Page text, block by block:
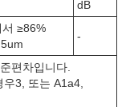
dB
≥86%
-
편차입니다.
3, 또는 A1a4,